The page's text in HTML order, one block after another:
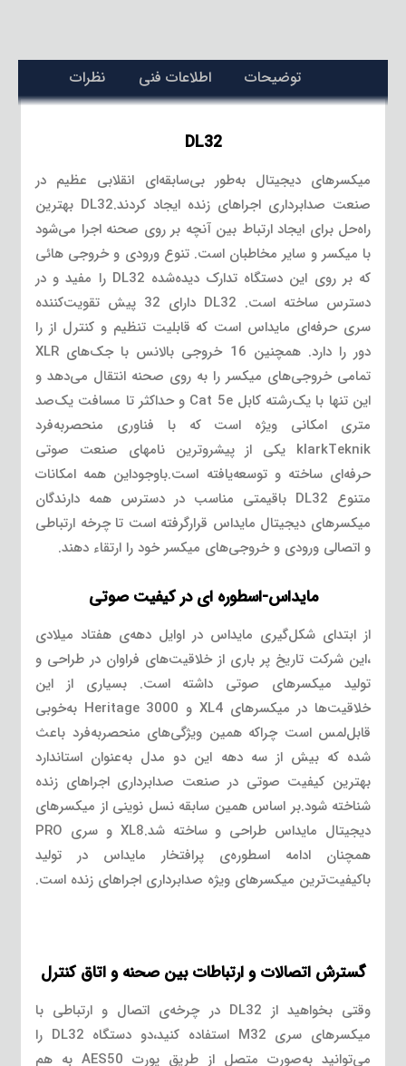
توضیحات اطلاعات فنی نظرات
DL32
میکسرهای دیجیتال به‌طور بی‌سابقه‌ای انقلابی عظیم در
صنعت صدابرداری اجراهای زنده ایجاد کردند.DL32 بهترین
راه‌حل برای ایجاد ارتباط بین آنچه بر روی صحنه اجرا می‌شود
با میکسر و سایر مخاطبان است. تنوع ورودی و خروجی هائی
که بر روی این دستگاه تدارک دیده‌شده DL32 را مفید و در
دسترس ساخته است. DL32 دارای 32 پیش تقویت‌کننده
سری حرفه‌ای مایداس است که قابلیت تنظیم و کنترل از را
دور را دارد. همچنین 16 خروجی بالانس با جک‌های XLR
تمامی خروجی‌های میکسر را به روی صحنه انتقال می‌دهد و
این تنها با یک‌رشته کابل Cat 5e و حداکثر تا مسافت یک‌صد
متری امکانی ویژه است که با فناوری منحصربه‌فرد
klarkTeknik یکی از پیشروترین نامهای صنعت صوتی
حرفه‌ای ساخته و توسعه‌یافته است.باوجوداین همه امکانات
متنوع DL32 باقیمتی مناسب در دسترس همه دارندگان
میکسرهای دیجیتال مایداس قرارگرفته است تا چرخه ارتباطی
و اتصالی ورودی و خروجی‌های میکسر خود را ارتقاء دهند.
مایداس-اسطوره ای در کیفیت صوتی
از ابتدای شکل‌گیری مایداس در اوایل دهه‌ی هفتاد میلادی
،این شرکت تاریخ پر باری از خلاقیت‌های فراوان در طراحی و
تولید میکسرهای صوتی داشته است. بسیاری از این
خلاقیت‌ها در میکسرهای XL4 و Heritage 3000 به‌خوبی
قابل‌لمس است چراکه همین ویژگی‌های منحصربه‌فرد باعث
شده که بیش از سه دهه این دو مدل به‌عنوان استاندارد
بهترین کیفیت صوتی در صنعت صدابرداری اجراهای زنده
شناخته شود.بر اساس همین سابقه نسل نوینی از میکسرهای
دیجیتال مایداس طراحی و ساخته شد.XL8 و سری PRO
همچنان ادامه اسطوره‌ی پرافتخار مایداس در تولید
باکیفیت‌ترین میکسرهای ویژه صدابرداری اجراهای زنده است.
گسترش اتصالات و ارتباطات بین صحنه و اتاق کنترل
وقتی بخواهید از DL32 در چرخه‌ی اتصال و ارتباطی با
میکسرهای سری M32 استفاده کنید،دو دستگاه DL32 را
می‌توانید به‌صورت متصل از طریق پورت AES50 به هم